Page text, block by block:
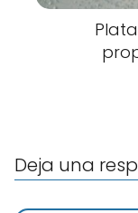
Deja una